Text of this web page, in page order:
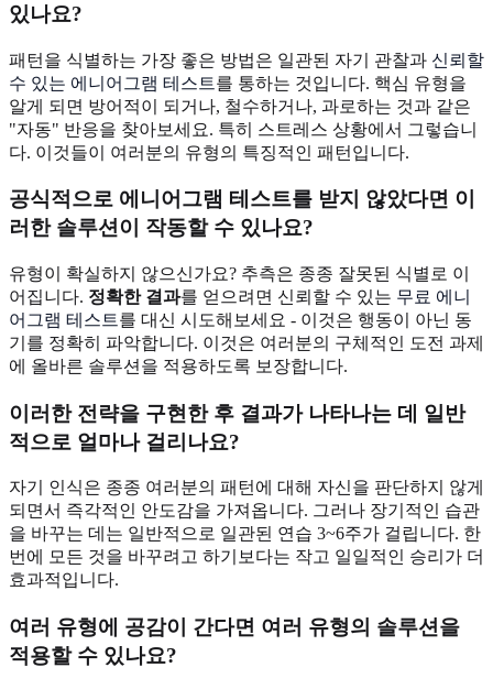
있나요?
패턴을 식별하는 가장 좋은 방법은 일관된 자기 관찰과 신뢰할
수 있는 에니어그램 테스트를 통하는 것입니다. 핵심 유형을
알게 되면 방어적이 되거나, 철수하거나, 과로하는 것과 같은
"자동" 반응을 찾아보세요. 특히 스트레스 상황에서 그렇습니
다. 이것들이 여러분의 유형의 특징적인 패턴입니다.
공식적으로 에니어그램 테스트를 받지 않았다면 이
러한 솔루션이 작동할 수 있나요?
유형이 확실하지 않으신가요? 추측은 종종 잘못된 식별로 이
어집니다. 정확한 결과를 얻으려면 신뢰할 수 있는 무료 에니
어그램 테스트를 대신 시도해보세요 - 이것은 행동이 아닌 동
기를 정확히 파악합니다. 이것은 여러분의 구체적인 도전 과제
에 올바른 솔루션을 적용하도록 보장합니다.
이러한 전략을 구현한 후 결과가 나타나는 데 일반
적으로 얼마나 걸리나요?
자기 인식은 종종 여러분의 패턴에 대해 자신을 판단하지 않게
되면서 즉각적인 안도감을 가져옵니다. 그러나 장기적인 습관
을 바꾸는 데는 일반적으로 일관된 연습 3~6주가 걸립니다. 한
번에 모든 것을 바꾸려고 하기보다는 작고 일일적인 승리가 더
효과적입니다.
여러 유형에 공감이 간다면 여러 유형의 솔루션을
적용할 수 있나요?